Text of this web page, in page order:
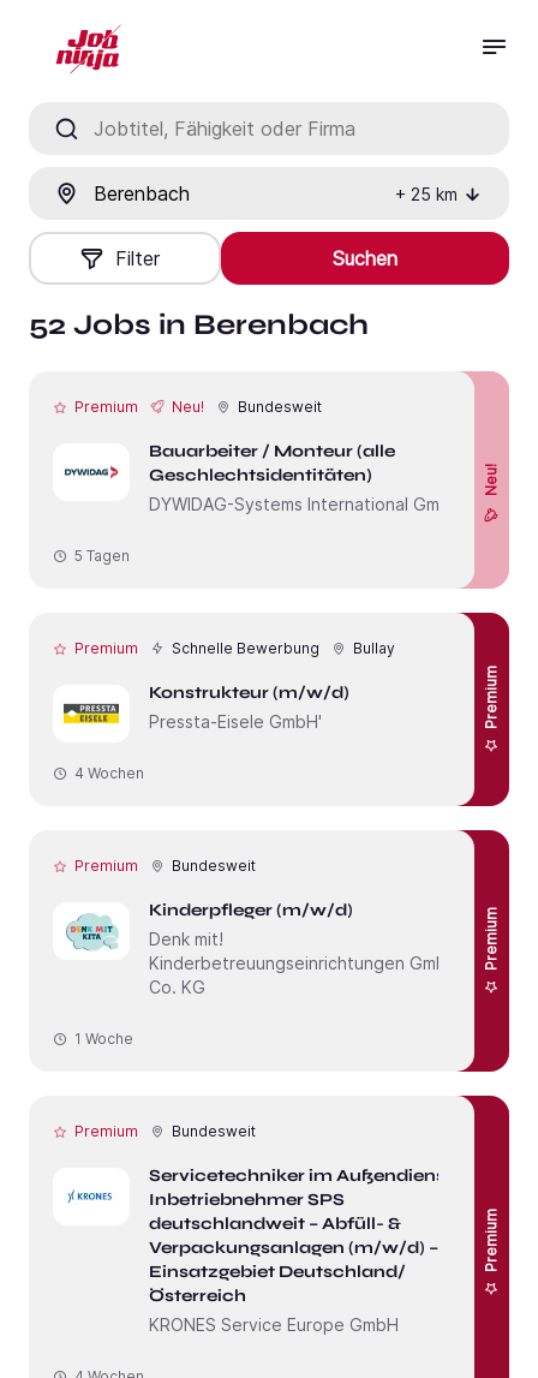
+ 25 km
Filter Suchen
52 Jobs in Berenbach
Premium Neu! Bundesweit
Bauarbeiter / Monteur (alle
Geschlechtsidentitäten)
DYWIDAG-Systems International GmbH
Neu!
5 Tagen
Premium Schnelle Bewerbung Bullay
Konstrukteur (m/w/d)
Pressta-Eisele GmbH'
Premium
4 Wochen
Premium Bundesweit
Kinderpfleger (m/w/d)
Denk mit!
Kinderbetreuungseinrichtungen GmbH &
Co. KG
Premium
1 Woche
Premium Bundesweit
Servicetechniker im Außendienst /
Inbetriebnehmer SPS
deutschlandweit – Abfüll- &
Verpackungsanlagen (m/w/d) –
Einsatzgebiet Deutschland/
Österreich
KRONES Service Europe GmbH
Premium